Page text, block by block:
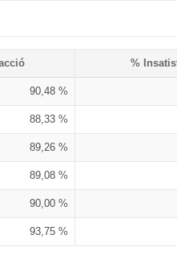
%
90,48 %
88,33 %
89,26 %
89,08 %
90,00 %
93,75 %